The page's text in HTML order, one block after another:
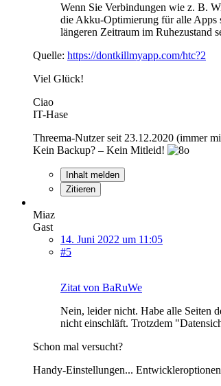
Wenn Sie Verbindungen wie z. B.
die Akku-Optimierung für alle Apps
längeren Zeitraum im Ruhezustand
Quelle: https://dontkillmyapp.com/htc?2
Viel Glück!
Ciao
IT-Hase
Threema-Nutzer seit 23.12.2020 (immer
Kein Backup? – Kein Mitleid!
Inhalt melden
Zitieren
Miaz
Gast
14. Juni 2022 um 11:05
#5
Zitat von BaRuWe
Nein, leider nicht. Habe alle Seiten
nicht einschläft. Trotzdem
Schon mal versucht?
Handy-Einstellungen...